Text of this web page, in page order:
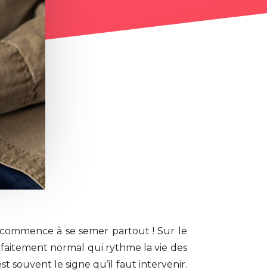
à se semer partout ! Sur le
normal qui rythme la vie des
souvent le signe qu’il faut intervenir.